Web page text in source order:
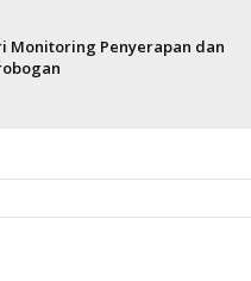
Monitoring Penyerapan dan